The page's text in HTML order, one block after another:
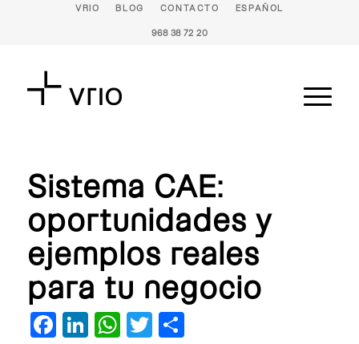
VRIO BLOG CONTACTO ESPAÑOL
968 38 72 20
Sistema CAE:
oportunidades y
ejemplos reales
para tu negocio
Facebook
LinkedIn
WhatsApp
TwitterCompartir